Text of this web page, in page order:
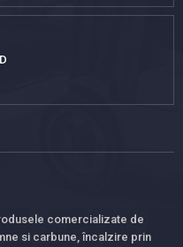
comercializate de
si carbune, încalzire prin